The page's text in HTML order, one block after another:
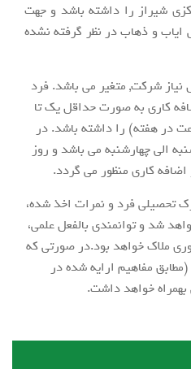
شیراز را داشته باشد و جهت
و ذهاب در نظر گرفته نشده
شرکت, متغیر می باشد. فرد
کاری به صورت حداقل یک تا
در روز (حدود 15 ساعت در هفته) را داشته باشد. در
شنبه الی چهارشنبه می باشد و روز
کاری منظور می گردد.
تحصیلی فرد و نمرات اخذ شده،
شد و توانمندی بالفعل علمی،
ملاک خواهد بود.در صورتی که
مفاهیم ارایه شده در
بهمراه خواهد داشت.